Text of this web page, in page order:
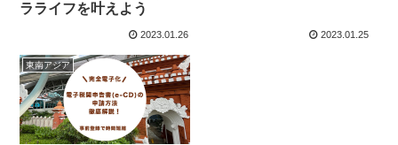
ラライフを叶えよう
2023.01.26 2023.01.25
東南アジア